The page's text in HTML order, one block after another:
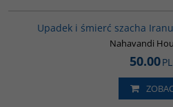
Upadek i śmierć szacha
Nahavandi
50.00